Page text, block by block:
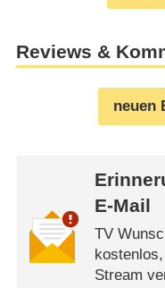
Reviews &
neuen
E-Mail
TV
Stream